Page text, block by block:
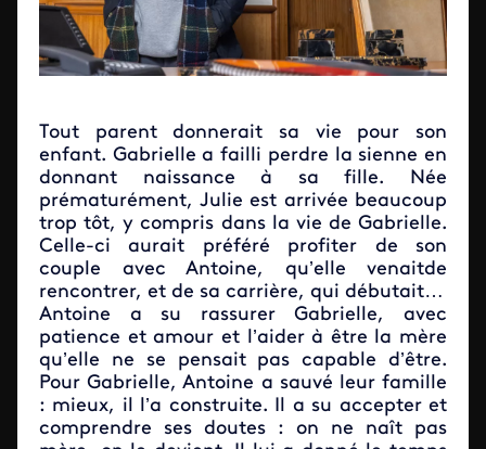
Tout parent donnerait sa vie pour son
enfant. Gabrielle a failli perdre la sienne en
donnant naissance à sa fille. Née
prématurément, Julie est arrivée beaucoup
trop tôt, y compris dans la vie de Gabrielle.
Celle-ci aurait préféré profiter de son
couple avec Antoine, qu’elle venaitde
rencontrer, et de sa carrière, qui débutait…
Antoine a su rassurer Gabrielle, avec
patience et amour et l’aider à être la mère
qu’elle ne se pensait pas capable d’être.
Pour Gabrielle, Antoine a sauvé leur famille
: mieux, il l’a construite. Il a su accepter et
comprendre ses doutes : on ne naît pas